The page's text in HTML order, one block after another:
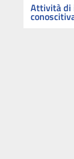
Attività di